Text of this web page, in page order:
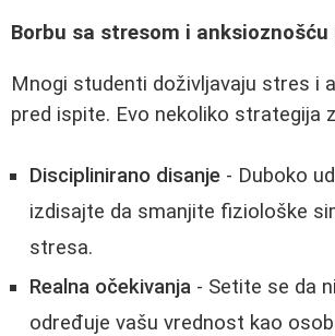
Borbu sa stresom i
Mnogi studenti doživljavaju stres i
pred ispite. Evo nekoliko strategija
Disciplinirano disanje - Duboko
izdisajte da smanjite fiziološke
stresa.
Realna očekivanja - Setite se da
određuje vašu vrednost kao